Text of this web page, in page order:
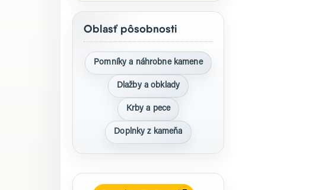
Oblasť pôsobnosti
Pomníky a náhrobne kamene
Dlažby a obklady
Krby a pece
Doplnky z kameňa